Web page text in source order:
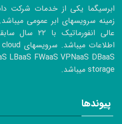
ابرسیگما یکی از خدمات شرکت
عالی انفورماتیک با ۲۲سال
storage میباشد.
پیوندها